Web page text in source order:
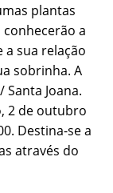
plantas
a
a sua relação
sobrinha. A
Joana.
2 de outubro
Destina-se a
através do